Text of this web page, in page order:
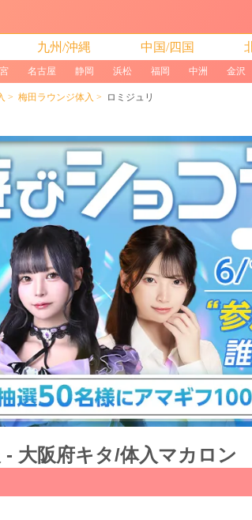
九州/沖縄 中国/四国
名古屋 静岡 浜松 福岡 中洲 金沢
梅田ラウンジ体入 ロミジュリ
大阪府キタ/体入マカロン